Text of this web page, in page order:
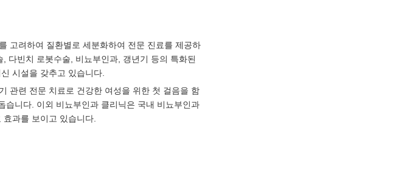
고려하여 질환별로 세분화하여 전문 진료를 제공하
다빈치 로봇수술, 비뇨부인과, 갱년기 등의 특화된
시설을 갖추고 있습니다.
관련 전문 치료로 건강한 여성을 위한 첫 걸음을 함
니다. 이외 비뇨부인과 클리닉은 국내 비뇨부인과
과를 보이고 있습니다.